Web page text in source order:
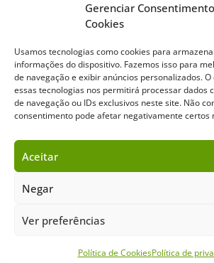
Gerenciar
Cookies
Usamos tecnologias como cookies para
informações do dispositivo. Fazemos isso para
de navegação e exibir anúncios personalizados.
essas tecnologias nos permitirá processar dados
de navegação ou IDs exclusivos neste site. Não
consentimento pode afetar negativamente certos
Aceitar
Negar
Ver preferências
Política de CookiesPolítica de
Mídia Kit
Sobre o Cavalus Leilões
Copyright ©️ 2026 • Grupo Cavalus de
Política de Privacidade | Termos